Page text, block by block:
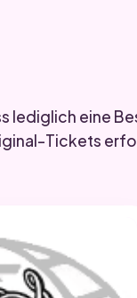
lediglich eine
Tickets